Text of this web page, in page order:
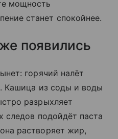
мощность
станет спокойнее.
появились
горячий налёт
Кашица из соды и воды
разрыхляет
следов подойдёт паста
растворяет жир,